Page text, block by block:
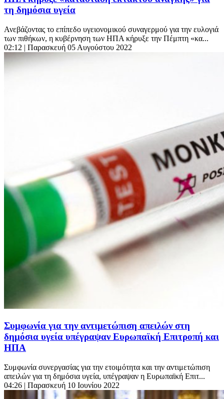
τη δημόσια υγεία
Ανεβάζοντας το επίπεδο υγειονομικού συναγερμού για την ευλογιά
των πιθήκων, η κυβέρνηση των ΗΠΑ κήρυξε την Πέμπτη «κα...
02:12 | Παρασκευή 05 Αυγούστου 2022
Συμφωνία για την αντιμετώπιση απειλών στη
δημόσια υγεία υπέγραψαν Ευρωπαϊκή Επιτροπή και
ΗΠΑ
Συμφωνία συνεργασίας για την ετοιμότητα και την αντιμετώπιση
απειλών για τη δημόσια υγεία, υπέγραψαν η Ευρωπαϊκή Επιτ...
04:26 | Παρασκευή 10 Ιουνίου 2022